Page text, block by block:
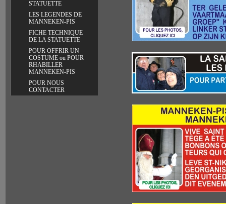
STATUETTE
LES LEGENDES DE
MANNEKEN-PIS
FICHE TECHNIQUE
DE LA STATUETTE
POUR OFFRIR UN
COSTUME ou POUR
RHABILLER
MANNEKEN-PIS
POUR NOUS
CONTACTER